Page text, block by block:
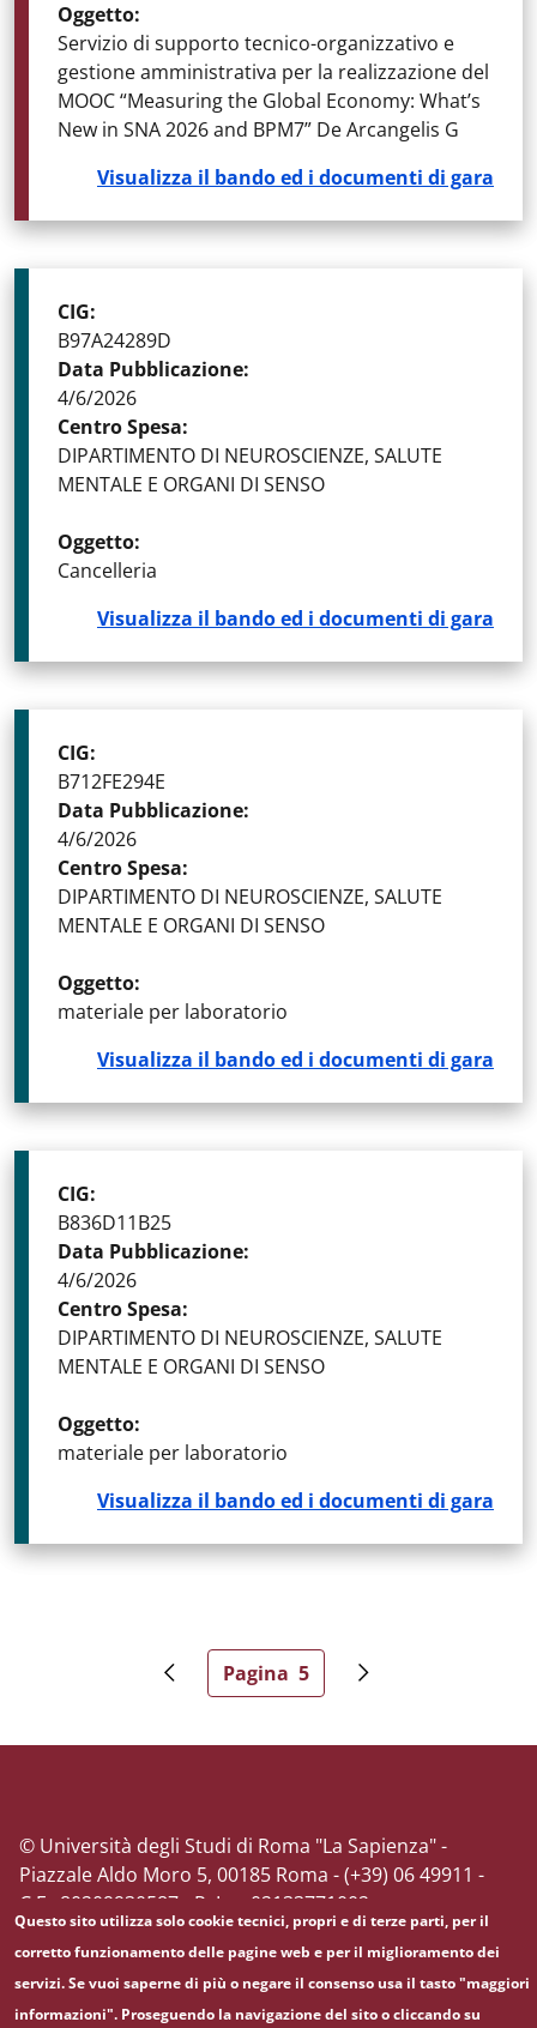
Oggetto:
Servizio di supporto tecnico-organizzativo e
gestione amministrativa per la realizzazione del
MOOC “Measuring the Global Economy: What’s
New in SNA 2026 and BPM7” De Arcangelis G
Visualizza il bando ed i documenti di gara
CIG:
B97A24289D
Data Pubblicazione:
4/6/2026
Centro Spesa:
DIPARTIMENTO DI NEUROSCIENZE, SALUTE
MENTALE E ORGANI DI SENSO
Oggetto:
Cancelleria
Visualizza il bando ed i documenti di gara
CIG:
B712FE294E
Data Pubblicazione:
4/6/2026
Centro Spesa:
DIPARTIMENTO DI NEUROSCIENZE, SALUTE
MENTALE E ORGANI DI SENSO
Oggetto:
materiale per laboratorio
Visualizza il bando ed i documenti di gara
CIG:
B836D11B25
Data Pubblicazione:
4/6/2026
Centro Spesa:
DIPARTIMENTO DI NEUROSCIENZE, SALUTE
MENTALE E ORGANI DI SENSO
Oggetto:
materiale per laboratorio
Visualizza il bando ed i documenti di gara
Paginazione
Pagina precedentePagina attuale
Pagina 5 Pagina successiva
© Università degli Studi di Roma "La Sapienza" -
Piazzale Aldo Moro 5, 00185 Roma - (+39) 06 49911 -
C.F.: 80209930587 - P. Iva: 02133771002
Questo sito utilizza solo cookie tecnici, propri e di terze parti, per il
corretto funzionamento delle pagine web e per il miglioramento dei
servizi. Se vuoi saperne di più o negare il consenso usa il tasto "maggiori
informazioni". Proseguendo la navigazione del sito o cliccando su